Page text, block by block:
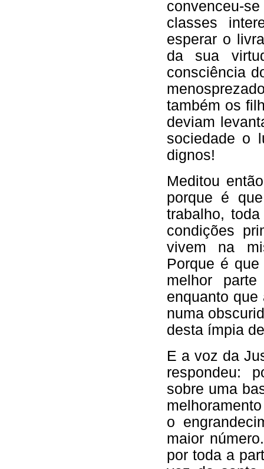
convenceu-
classes
esperar o
da sua
consciência
também os
deviam
sociedade o
dignos!
Meditou
porque é
trabalho,
condições
vivem na
Porque é
melhor
enquanto
numa
desta ímpia
E a voz da
respondeu:
sobre uma
o
maior
por toda a